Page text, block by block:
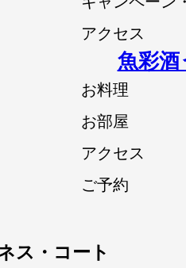
アクセス
魚彩
お料理
お部屋
アクセス
ご予約
ス・コート